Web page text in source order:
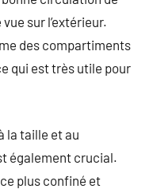
sur l’extérieur.
des compartiments
qui est très utile pour
la taille et au
également crucial.
plus confiné et